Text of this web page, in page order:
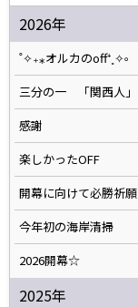
2026年
˚✧₊⁎オルカのoff⁺˳✧༚
三分の一 「関西人」
感謝
楽しかったOFF
開幕に向けて必勝祈願
今年初の海岸清掃
2026開幕☆
2025年